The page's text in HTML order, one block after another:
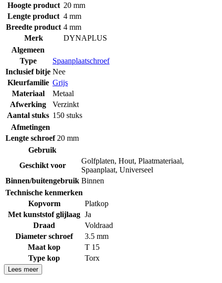
Hoogte product 20 mm
Lengte product 4 mm
Breedte product 4 mm
Merk
DYNAPLUS
Algemeen
Type
Spaanplaatschroef
Inclusief bitje Nee
Kleurfamilie Grijs
Materiaal
Metaal
Afwerking
Verzinkt
Aantal stuks 150 stuks
Afmetingen
Lengte schroef 20 mm
Gebruik
Geschikt voor
Golfplaten, Hout, Plaatmateriaal,
Spaanplaat, Universeel
Binnen/buitengebruik Binnen
Technische kenmerken
Kopvorm
Platkop
Met kunststof glijlaag Ja
Draad
Voldraad
Diameter schroef
3.5 mm
Maat kop
T 15
Type kop
Torx
Lees meer